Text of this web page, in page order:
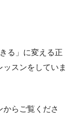
る」に変える正
スンをしていま
からご覧くださ